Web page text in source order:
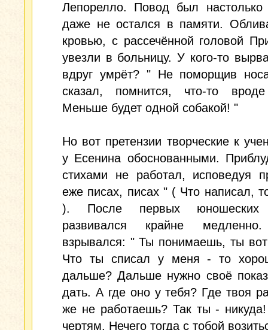
Лепорелло. Повод был
даже не остался в памяти.
кровью, с рассечённой головой
увезли в больницу. У кого-то
вдруг умрёт? " Не поморщив
сказал, помнится, что-то
Меньше будет одной собакой! "
Но вот претензии творческие к
у Есенина обоснованными.
стихами не работал, исповедуя
еже писах, писах " ( Что написал,
). После первых юношеских
развивался крайне
взрывался: " Ты понимаешь, ты
Что ты списал у меня - то
дальше? Дальше нужно своё
дать. А где оно у тебя? Где твоя
же не работаешь? Так ты -
чертям. Нечего тогда с тобой